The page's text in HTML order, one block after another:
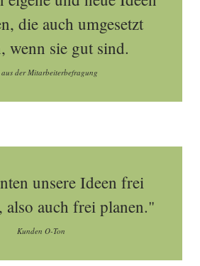
die auch umgesetzt
wenn sie gut sind.
der Mitarbeiterbefragung
unsere Ideen frei
also auch frei planen."
Kunden O-Ton